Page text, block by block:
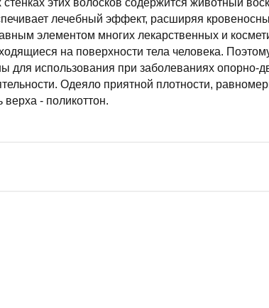
стенках этих волосков содержится животный
лечебный эффект, расширяя
элементом многих лекарственных и
на поверхности тела человека.
для использования при заболеваниях опорно-
Одеяло приятной плотности,
верха - поликоттон.